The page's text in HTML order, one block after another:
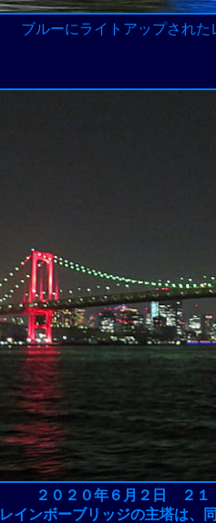
ブルーにライトアップされ
２０２０年６月２日 ２
レインボーブリッジの主塔は、